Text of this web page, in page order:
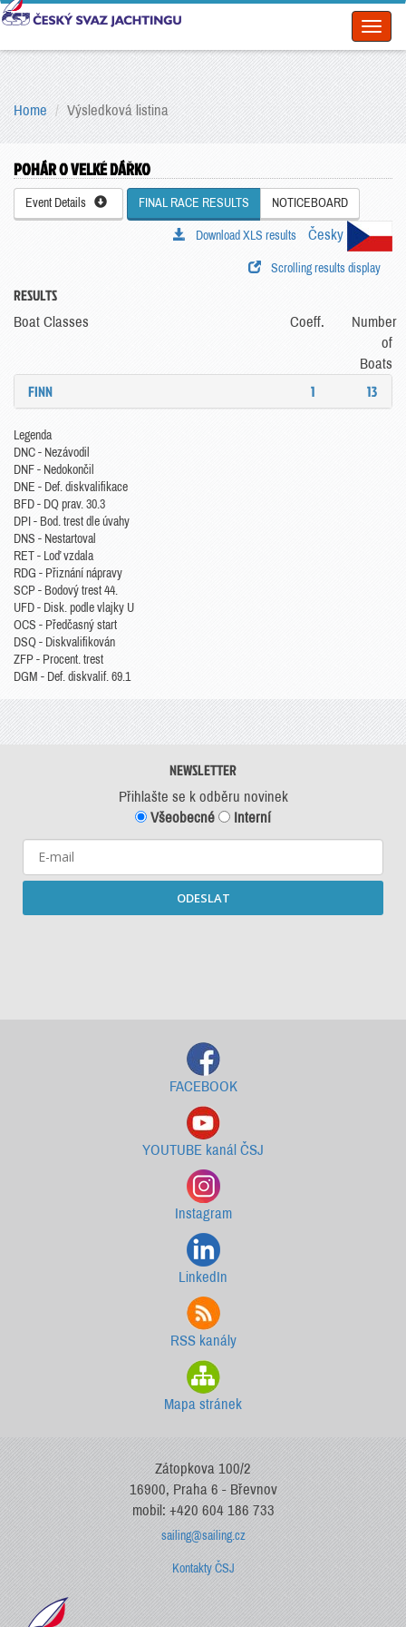
Home Výsledková listina
POHÁR O VELKÉ DÁŘKO
Event Details FINAL RACE RESULTS NOTICEBOARD
Česky
Download XLS results
Scrolling results display
RESULTS
Boat Classes Coeff.
Number
of
Boats
FINN 1 13
Legenda
DNC - Nezávodil
DNF - Nedokončil
DNE - Def. diskvalifikace
BFD - DQ prav. 30.3
DPI - Bod. trest dle úvahy
DNS - Nestartoval
RET - Loď vzdala
RDG - Přiznání nápravy
SCP - Bodový trest 44.
UFD - Disk. podle vlajky U
OCS - Předčasný start
DSQ - Diskvalifikován
ZFP - Procent. trest
DGM - Def. diskvalif. 69.1
NEWSLETTER
Přihlašte se k odběru novinek
Všeobecné
Interní
ODESLAT
FACEBOOK
YOUTUBE kanál ČSJ
Instagram
LinkedIn
RSS kanály
Mapa stránek
Zátopkova 100/2
16900, Praha 6 - Břevnov
mobil: +420 604 186 733
sailing@sailing.cz
Kontakty ČSJ